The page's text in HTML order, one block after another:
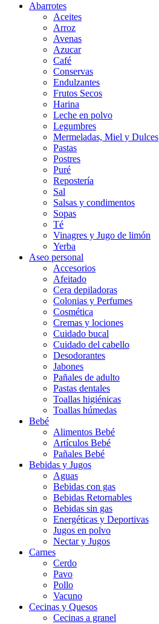
Abarrotes
Aceites
Arroz
Avenas
Azucar
Café
Conservas
Endulzantes
Frutos Secos
Harina
Leche en polvo
Legumbres
Mermeladas, Miel y Dulces
Pastas
Postres
Puré
Repostería
Sal
Salsas y condimentos
Sopas
Té
Vinagres y Jugo de limón
Yerba
Aseo personal
Accesorios
Afeitado
Cera depiladoras
Colonias y Perfumes
Cosmética
Cremas y lociones
Cuidado bucal
Cuidado del cabello
Desodorantes
Jabones
Pañales de adulto
Pastas dentales
Toallas higiénicas
Toallas húmedas
Bebé
Alimentos Bebé
Artículos Bebé
Pañales Bebé
Bebidas y Jugos
Aguas
Bebidas con gas
Bebidas Retornables
Bebidas sin gas
Energéticas y Deportivas
Jugos en polvo
Nectar y Jugos
Carnes
Cerdo
Pavo
Pollo
Vacuno
Cecinas y Quesos
Cecinas a granel